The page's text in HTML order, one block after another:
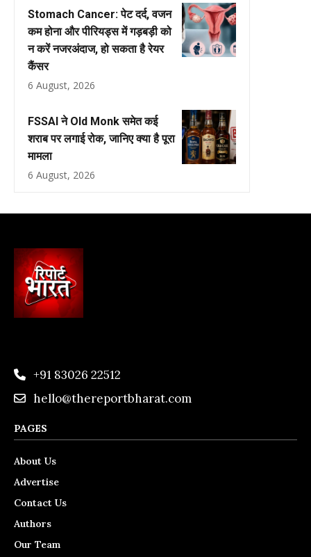
Stomach Cancer: पेट दर्द, वजन
कम होना और पीरियड्स में गड़बड़ी को
न करें नजरअंदाज, हो सकता है रेयर
कैंसर
6 August, 2026
FSSAI ने Old Monk समेत कई
शराब पर लगाई रोक, जानिए क्या है पूरा
मामला
6 August, 2026
+91 83026 22512
hello@thereportbharat.com
PAGES
About Us
Advertise
Contact Us
Authors
Our Team